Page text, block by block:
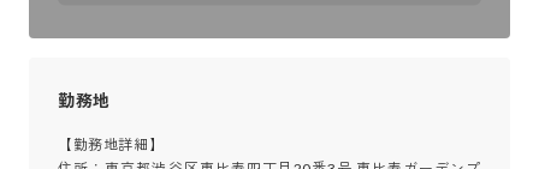
勤務地
【勤務地詳細】